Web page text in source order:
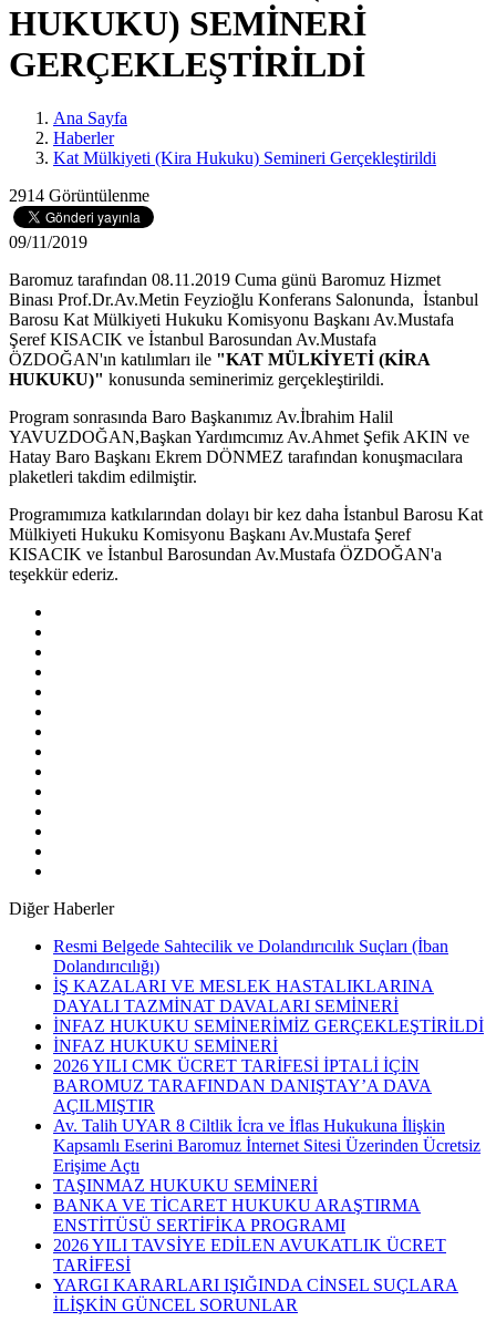
HUKUKU) SEMİNERİ
GERÇEKLEŞTİRİLDİ
Ana Sayfa
Haberler
Kat Mülkiyeti (Kira Hukuku) Semineri Gerçekleştirildi
2914 Görüntülenme
09/11/2019
Baromuz tarafından 08.11.2019 Cuma günü Baromuz Hizmet
Binası Prof.Dr.Av.Metin Feyzioğlu Konferans Salonunda, İstanbul
Barosu Kat Mülkiyeti Hukuku Komisyonu Başkanı Av.Mustafa
Şeref KISACIK ve İstanbul Barosundan Av.Mustafa
ÖZDOĞAN'ın katılımları ile "KAT MÜLKİYETİ (KİRA
HUKUKU)" konusunda seminerimiz gerçekleştirildi.
Program sonrasında Baro Başkanımız Av.İbrahim Halil
YAVUZDOĞAN,Başkan Yardımcımız Av.Ahmet Şefik AKIN ve
Hatay Baro Başkanı Ekrem DÖNMEZ tarafından konuşmacılara
plaketleri takdim edilmiştir.
Programımıza katkılarından dolayı bir kez daha İstanbul Barosu Kat
Mülkiyeti Hukuku Komisyonu Başkanı Av.Mustafa Şeref
KISACIK ve İstanbul Barosundan Av.Mustafa ÖZDOĞAN'a
teşekkür ederiz.
Diğer Haberler
Resmi Belgede Sahtecilik ve Dolandırıcılık Suçları (İban
Dolandırıcılığı)
İŞ KAZALARI VE MESLEK HASTALIKLARINA
DAYALI TAZMİNAT DAVALARI SEMİNERİ
İNFAZ HUKUKU SEMİNERİMİZ GERÇEKLEŞTİRİLDİ
İNFAZ HUKUKU SEMİNERİ
2026 YILI CMK ÜCRET TARİFESİ İPTALİ İÇİN
BAROMUZ TARAFINDAN DANIŞTAY’A DAVA
AÇILMIŞTIR
Av. Talih UYAR 8 Ciltlik İcra ve İflas Hukukuna İlişkin
Kapsamlı Eserini Baromuz İnternet Sitesi Üzerinden Ücretsiz
Erişime Açtı
TAŞINMAZ HUKUKU SEMİNERİ
BANKA VE TİCARET HUKUKU ARAŞTIRMA
ENSTİTÜSÜ SERTİFİKA PROGRAMI
2026 YILI TAVSİYE EDİLEN AVUKATLIK ÜCRET
TARİFESİ
YARGI KARARLARI IŞIĞINDA CİNSEL SUÇLARA
İLİŞKİN GÜNCEL SORUNLAR